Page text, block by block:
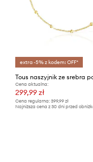
extra -5% z kodem: OFF*
Cena aktualna:
299,99 zł
Cena regularna: 399,99 zł
Najniższa cena z 30 dni przed